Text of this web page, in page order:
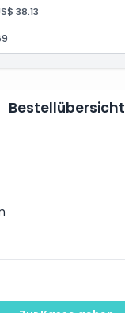
38.13
Bestellübersicht